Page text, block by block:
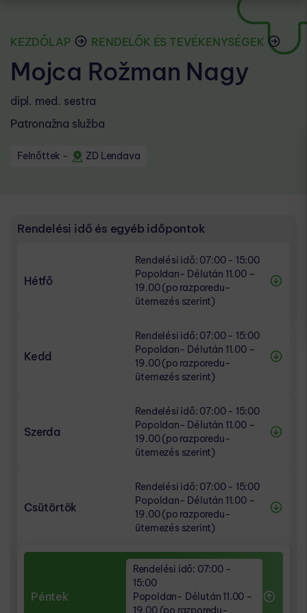
KEZDŐLAP RENDELŐK ÉS TEVÉKENYSÉGEK
Mojca Rožman Nagy
dipl. med. sestra
Patronažna služba
Felnőttek - ZD Lendava
Rendelési idő és egyéb időpontok
Hétfő
Rendelési idő: 07:00 - 15:00
Popoldan- Délután 11.00 –
19.00 (po razporedu-
ütemezés szerint)
Popoldan- Délután 11.00 – 19.00 (po
razporedu- ütemezés szerint)
Kedd
Rendelési idő: 07:00 - 15:00
Popoldan- Délután 11.00 –
19.00 (po razporedu-
ütemezés szerint)
Popoldan- Délután 11.00 – 19.00 (po
razporedu- ütemezés szerint)
Szerda
Rendelési idő: 07:00 - 15:00
Popoldan- Délután 11.00 –
19.00 (po razporedu-
ütemezés szerint)
Popoldan- Délután 11.00 – 19.00 (po
razporedu- ütemezés szerint)
Csütörtök
Rendelési idő: 07:00 - 15:00
Popoldan- Délután 11.00 –
19.00 (po razporedu-
ütemezés szerint)
RENDELÉSI IDŐ
Popoldan- Délután 11.00 – 19.00 (po
razporedu- ütemezés szerint)
Péntek
Rendelési idő: 07:00 -
15:00
Popoldan- Délután 11.00 –
19.00 (po razporedu-